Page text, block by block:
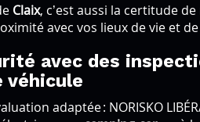
Claix, c’est aussi la certitude
avec vos lieux de vie et
avec des
véhicule
adaptée : NORISKO